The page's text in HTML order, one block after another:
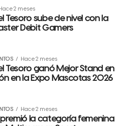
Hace 2 meses
Tesoro sube de nivel con la
Debit Gamers
Hace 2 meses
Tesoro ganó Mejor Stand en
en la Expo Mascotas 2026
Hace 2 meses
premió la categoría femenina